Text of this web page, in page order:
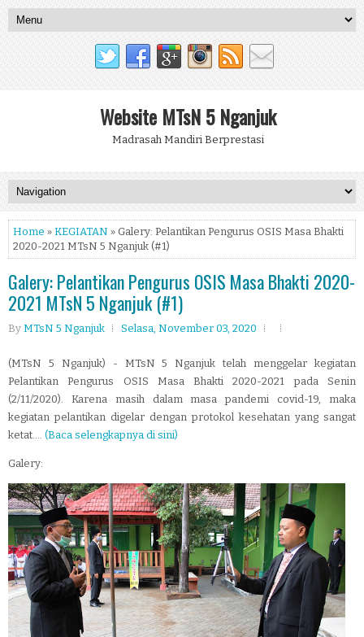
Website MTsN 5 Nganjuk
Madrasah Mandiri Berprestasi
Home » KEGIATAN » Galery: Pelantikan Pengurus OSIS Masa Bhakti
2020-2021 MTsN 5 Nganjuk (#1)
Galery: Pelantikan Pengurus OSIS Masa Bhakti 2020-
2021 MTsN 5 Nganjuk (#1)
By MTsN 5 Nganjuk Selasa, November 03, 2020
(MTsN 5 Nganjuk) - MTsN 5 Nganjuk telah menggelar kegiatan
Pelantikan Pengurus OSIS Masa Bhakti 2020-2021 pada Senin
(2/11/2020). Karena masih dalam masa pandemi covid-19, maka
kegiatan pelantikan digelar dengan protokol kesehatan yang sangat
ketat.... (Baca selengkapnya di sini)
Galery: